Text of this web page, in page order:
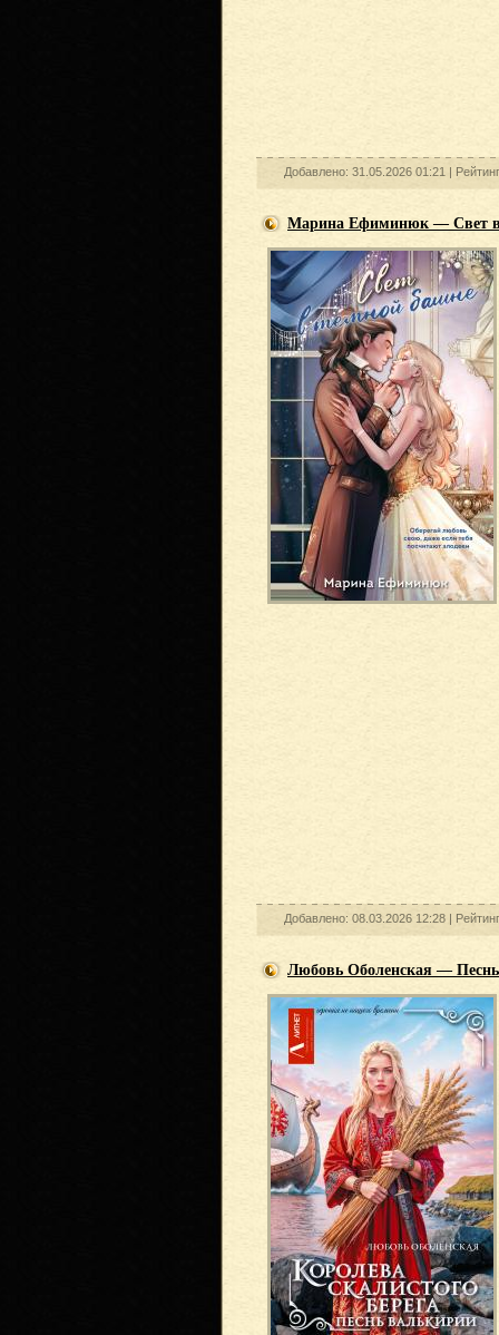
Добавлено: 31.05.2026 01:21 |
Марина Ефиминюк — Свет в
Добавлено: 08.03.2026 12:28 |
Любовь Оболенская —